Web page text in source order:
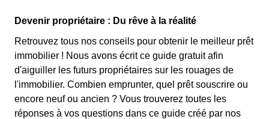
Devenir propriétaire : Du rêve à la réalité
Retrouvez tous nos conseils pour obtenir le meilleur prêt
immobilier ! Nous avons écrit ce guide gratuit afin
d'aiguiller les futurs propriétaires sur les rouages de
l'immobilier. Combien emprunter, quel prêt souscrire ou
encore neuf ou ancien ? Vous trouverez toutes les
réponses à vos questions dans ce guide créé par nos